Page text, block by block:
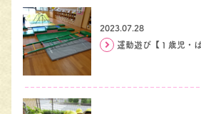
2023.07.28
運動遊び【１歳児・